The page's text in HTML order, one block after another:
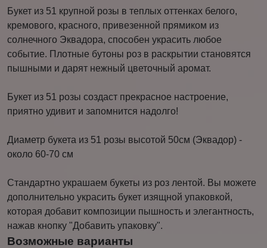
Букет из 51 крупной розы в теплых оттенках белого,
кремового, красного, привезенной прямиком из
солнечного Эквадора, способен украсить любое
событие. Плотные бутоны роз в раскрытии становятся
пышными и дарят нежный цветочный аромат.
Букет из 51 розы создаст прекрасное настроение,
приятно удивит и запомнится надолго!
Диаметр букета из 51 розы высотой 50см (Эквадор) -
около 60-70 см
Стандартно украшаем букеты из роз лентой. Вы можете
дополнительно украсить букет изящной упаковкой,
которая добавит композиции пышность и элегантность,
нажав кнопку "Добавить упаковку".
Возможные варианты